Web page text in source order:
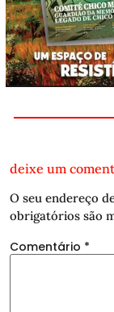
deixe um
O seu endereço
obrigatórios são
Comentário *